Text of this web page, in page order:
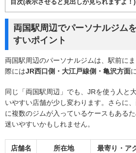
目次(表示させると見出しが見られますよ！)
両国駅周辺でパーソナルジム
すいポイント
両国駅周辺のパーソナルジムは、駅前に
際にはJR西口側・大江戸線側・亀沢方面
同じ「両国駅周辺」でも、JRを使う人と
いやすい店舗が少し変わります。さらに
に複数のジムが入っているケースもある
迷いやすいかもしれません。
店舗名 所在地
最寄り・ア